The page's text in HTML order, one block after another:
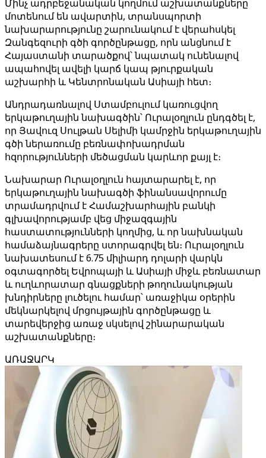
Մինչ ադրբեջանական կողմում աշխատանքները
մոտենում են ավարտին, տրանսպորտի
նախարարությունը շարունակում է վերահսկել
Զանգեզուրի գծի գործընթացը, որն անցնում է
Հայաստանի տարածքով՝ նպատակ ունենալով
ապահովել ավելի կարճ կապ թյուրքական
աշխարհի և Կենտրոնական Ասիայի հետ։
Անդրադառնալով Ստամբուլում կառուցվող
երկաթուղային նախագծին՝ Ուրալօղլուն ընդգծել է,
որ Յավուզ Սուլթան Սելիմի կամրջին երկաթուղային
գծի ներառումը բեռնափոխադրման
հզորությունների մեծացման կարևոր քայլ է։
Նախարար Ուրալօղլուն հայտարարել է, որ
երկաթուղային նախագծի ֆինանսավորումը
տրամադրվում է Համաշխարհային բանկի
գլխավորությամբ վեց միջազգային
հաստատությունների կողմից, և որ նախնական
համաձայնագրերը ստորագրվել են։ Ուրալօղլուն
նախատեսում է 6.75 միլիարդ դոլարի վարկն
օգտագործել Եվրոպայի և Ասիայի միջև բեռնատար
և ուղևորատար գնացքների թողունակության
խնդիրները լուծելու համար՝ առաջիկա օրերին
մեկնարկելով մրցույթային գործընթացը և
տարեվերջից առաջ սկսելով շինարարական
աշխատանքները։
ԱՌԱՋԱՐԿ